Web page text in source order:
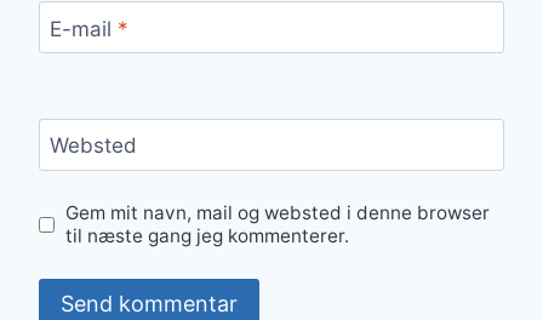
E-mail *
Websted
Gem mit navn, mail og websted i denne browser
til næste gang jeg kommenterer.